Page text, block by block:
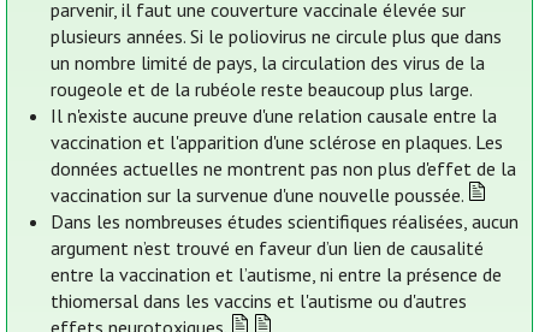
parvenir, il faut une couverture vaccinale élevée sur
plusieurs années. Si le poliovirus ne circule plus que dans
un nombre limité de pays, la circulation des virus de la
rougeole et de la rubéole reste beaucoup plus large.
Il n'existe aucune preuve d'une relation causale entre la
vaccination et l'apparition d'une sclérose en plaques. Les
données actuelles ne montrent pas non plus d'effet de la
vaccination sur la survenue d'une nouvelle poussée.
Dans les nombreuses études scientifiques réalisées, aucun
argument n’est trouvé en faveur d’un lien de causalité
entre la vaccination et l’autisme, ni entre la présence de
thiomersal dans les vaccins et l'autisme ou d'autres